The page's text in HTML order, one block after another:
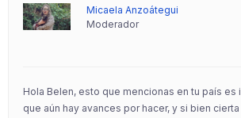
Micaela Anzoátegui
Moderador
Hola Belen, esto que mencionas en tu país es
que aún hay avances por hacer, y si bien